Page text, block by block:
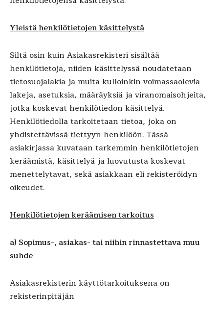
Yleistä henkilötietojen käsittelystä
Siltä osin kuin Asiakasrekisteri sisältää
henkilötietoja, niiden käsittelyssä noudatetaan
tietosuojalakia ja muita kulloinkin voimassaolevia
lakeja, asetuksia, määräyksiä ja viranomaisohjeita,
jotka koskevat henkilötiedon käsittelyä.
Henkilötiedolla tarkoitetaan tietoa, joka on
yhdistettävissä tiettyyn henkilöön. Tässä
asiakirjassa kuvataan tarkemmin henkilötietojen
keräämistä, käsittelyä ja luovutusta koskevat
menettelytavat, sekä asiakkaan eli rekisteröidyn
oikeudet.
Henkilötietojen keräämisen tarkoitus
a) Sopimus-, asiakas- tai niihin rinnastettava muu
suhde
Asiakasrekisterin käyttötarkoituksena on
rekisterinpitäjän